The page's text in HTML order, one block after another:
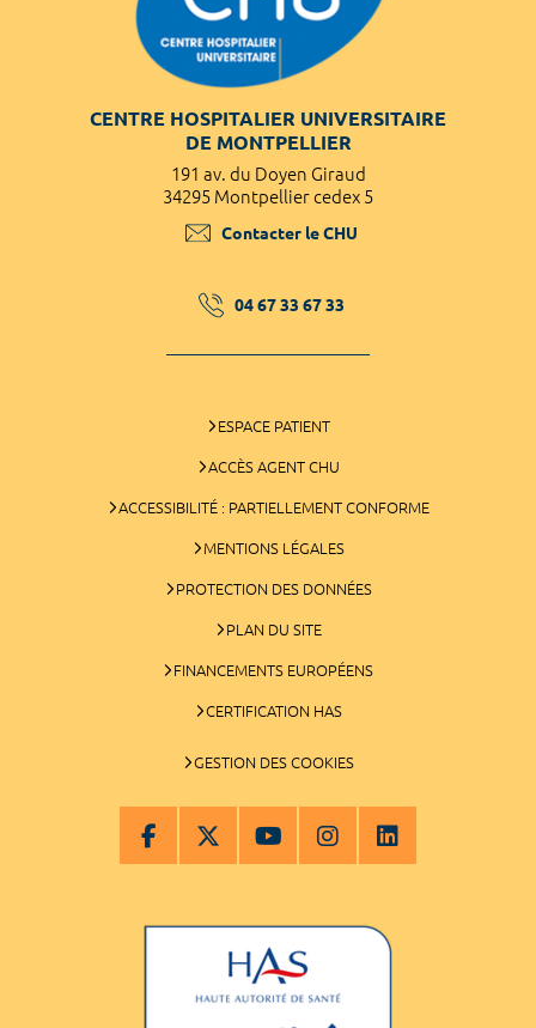
CENTRE HOSPITALIER UNIVERSITAIRE
DE MONTPELLIER
191 av. du Doyen Giraud
34295 Montpellier cedex 5
Contacter le CHU
04 67 33 67 33
ESPACE PATIENT
ACCÈS AGENT CHU
ACCESSIBILITÉ : PARTIELLEMENT CONFORME
MENTIONS LÉGALES
PROTECTION DES DONNÉES
PLAN DU SITE
FINANCEMENTS EUROPÉENS
CERTIFICATION HAS
GESTION DES COOKIES